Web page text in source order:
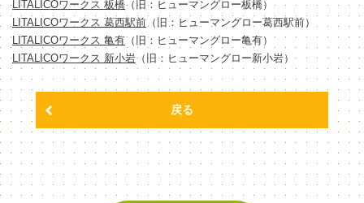
LITALICOワークス 板橋（旧：ヒューマングロー板橋）
LITALICOワークス 葛西駅前 （旧：ヒューマングロー葛西駅前）
LITALICOワークス 亀有（旧：ヒューマングロー亀有）
LITALICOワークス 新小岩（旧：ヒューマングロー新小岩）
戻る